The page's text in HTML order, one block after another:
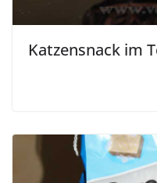
Katzensnack im